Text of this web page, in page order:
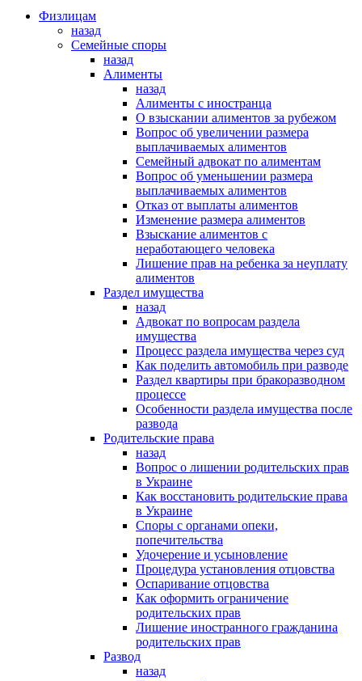
Физлицам
назад
Семейные споры
назад
Алименты
назад
Алименты с иностранца
О взыскании алиментов за рубежом
Вопрос об увеличении размера
выплачиваемых алиментов
Семейный адвокат по алиментам
Вопрос об уменьшении размера
выплачиваемых алиментов
Отказ от выплаты алиментов
Изменение размера алиментов
Взыскание алиментов с
неработающего человека
Лишение прав на ребенка за неуплату
алиментов
Раздел имущества
назад
Адвокат по вопросам раздела
имущества
Процесс раздела имущества через суд
Как поделить автомобиль при разводе
Раздел квартиры при бракоразводном
процессе
Особенности раздела имущества после
развода
Родительские права
назад
Вопрос о лишении родительских прав
в Украине
Как восстановить родительские права
в Украине
Споры с органами опеки,
попечительства
Удочерение и усыновление
Процедура установления отцовства
Оспаривание отцовства
Как оформить ограничение
родительских прав
Лишение иностранного гражданина
родительских прав
Развод
назад